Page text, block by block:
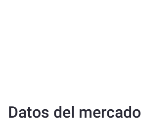
Datos del mercado